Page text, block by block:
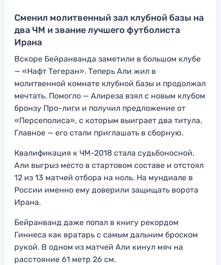
Сменил молитвенный зал клубной базы на
два ЧМ и звание лучшего футболиста
Ирана
Вскоре Бейранванда заметили в большом клубе
— «Нафт Тегеран». Теперь Али жил в
молитвенной комнате клубной базы и продолжал
мечтать. Помогло — Алиреза взял с новым клубом
бронзу Про-лиги и получил предложение от
«Персеполиса», с которым выиграет два титула.
Главное — его стали приглашать в сборную.
Квалификация к ЧМ-2018 стала судьбоносной.
Али выгрыз место в стартовом составе и отстоял
12 из 13 матчей отбора на ноль. На мундиале в
России именно ему доверили защищать ворота
Ирана.
Бейранванд даже попал в книгу рекордом
Гиннеса как вратарь с самым дальним броском
рукой. В одном из матчей Али кинул мяч на
расстояние 61 метр 26 см.